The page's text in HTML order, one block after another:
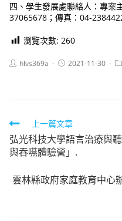
四、學生發展處聯絡人：專案
37065678；傳真：04-
瀏覽次數: 260
Posthlvs369a
Post2021-11-30
Read
more
articles
上一篇文章
弘光科技大學語言治療與
與吞嚥體驗營」.
雲林縣政府家庭教育中心